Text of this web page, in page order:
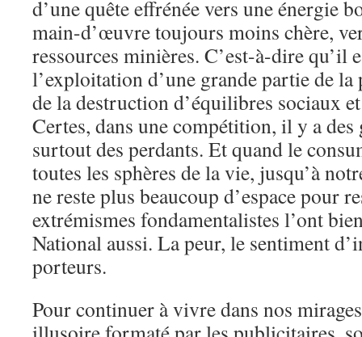
d’une quête effrénée vers une énergie
main-d’œuvre toujours moins chère,
ressources minières. C’est-à-dire qu’il
l’exploitation d’une grande partie de
de la destruction d’équilibres sociaux
Certes, dans une compétition, il y a
surtout des perdants. Et quand le
toutes les sphères de la vie, jusqu’à
ne reste plus beaucoup d’espace pour
extrémismes fondamentalistes l’ont
National aussi. La peur, le sentiment
porteurs.
Pour continuer à vivre dans nos